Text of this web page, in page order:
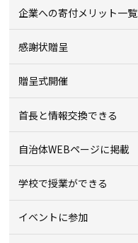
企業への寄付メリット一覧
感謝状贈呈
贈呈式開催
首長と情報交換できる
自治体WEBページに掲載
学校で授業ができる
イベントに参加